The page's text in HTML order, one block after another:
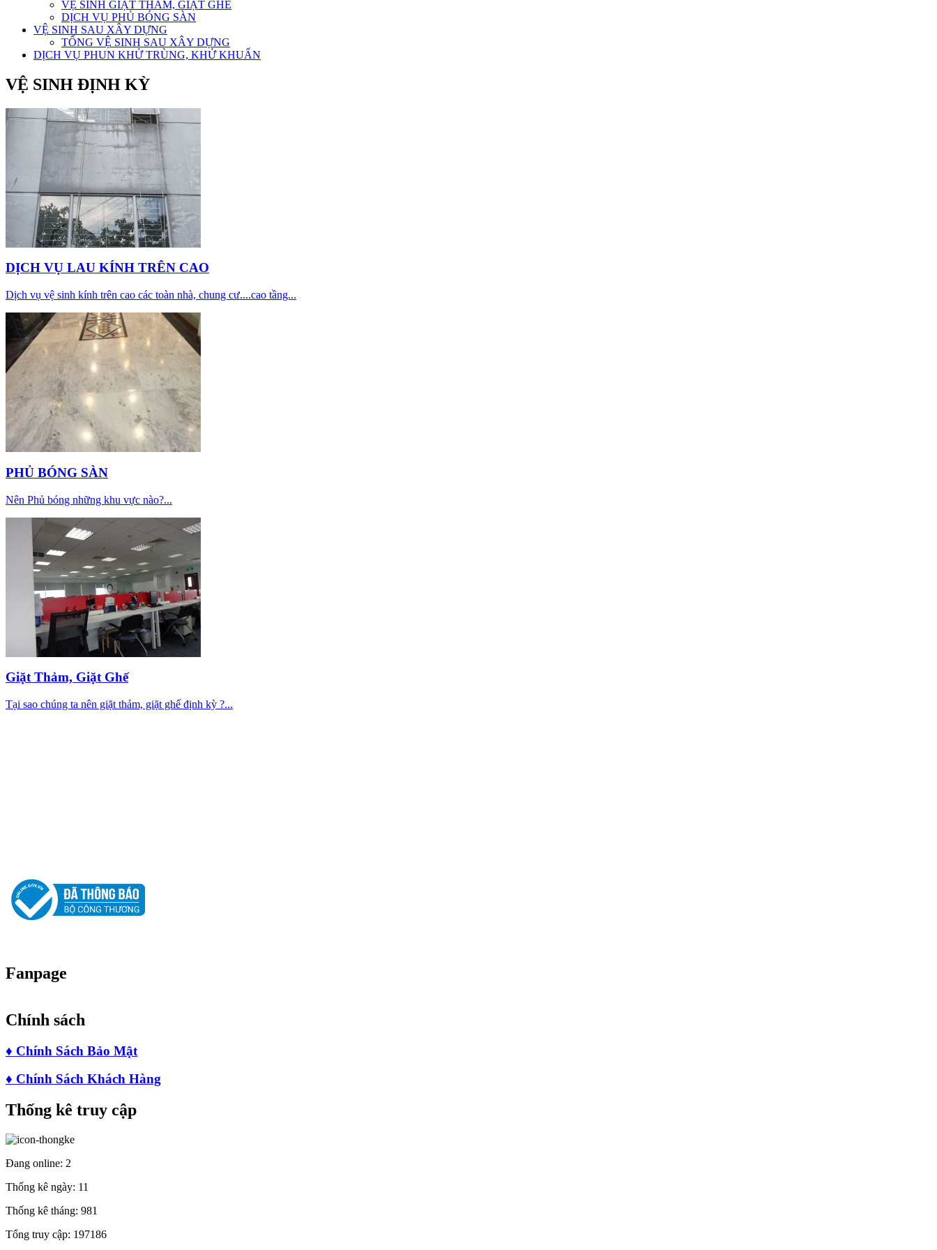
VỆ SINH GIẶT THẢM, GIẶT GHẾ
DỊCH VỤ PHỦ BÓNG SÀN
VỆ SINH SAU XÂY DỰNG
TỔNG VỆ SINH SAU XÂY DỰNG
DỊCH VỤ PHUN KHỬ TRÙNG, KHỬ KHUẨN
VỆ SINH ĐỊNH KỲ
DỊCH VỤ LAU KÍNH TRÊN CAO
Dịch vụ vệ sinh kính trên cao các toàn nhà, chung cư....cao tầng...
PHỦ BÓNG SÀN
Nên Phủ bóng những khu vực nào?...
Giặt Thảm, Giặt Ghế
Tại sao chúng ta nên giặt thảm, giặt ghế định kỳ ?...
Fanpage
Chính sách
♦ Chính Sách Bảo Mật
♦ Chính Sách Khách Hàng
Thống kê truy cập
Đang online: 2
Thống kê ngày: 11
Thống kê tháng: 981
Tổng truy cập: 197186